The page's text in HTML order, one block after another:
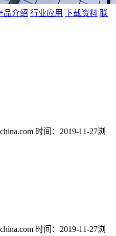
品介绍 行业应用 下载资料 联
时间：2019-11-27浏
时间：2019-11-27浏